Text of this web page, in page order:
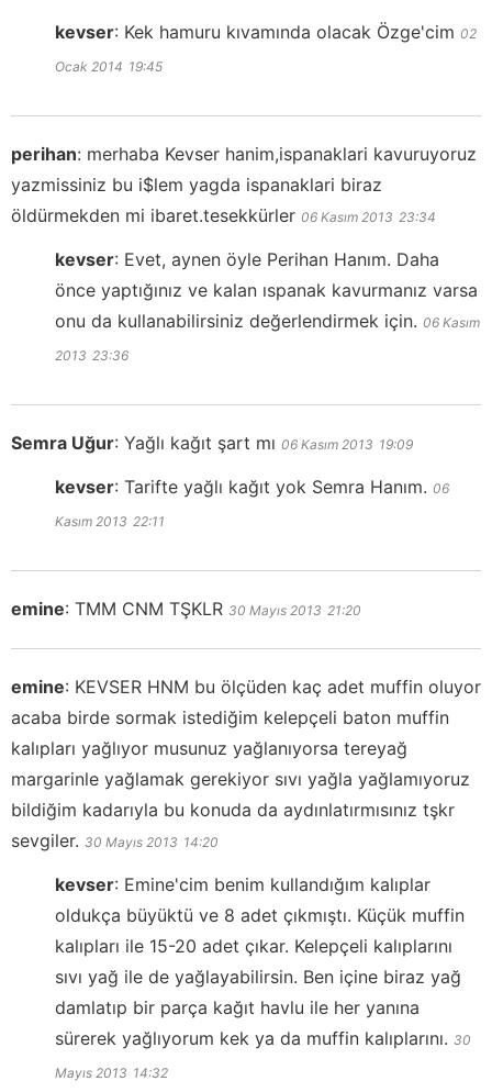
kevser: Kek hamuru kıvamında olacak Özge'cim 02
Ocak 2014 19:45
perihan: merhaba Kevser hanim,ispanaklari kavuruyoruz
yazmissiniz bu i$lem yagda ispanaklari biraz
öldürmekden mi ibaret.tesekkürler 06 Kasım 2013 23:34
kevser: Evet, aynen öyle Perihan Hanım. Daha
önce yaptığınız ve kalan ıspanak kavurmanız varsa
onu da kullanabilirsiniz değerlendirmek için. 06 Kasım
2013 23:36
Semra Uğur: Yağlı kağıt şart mı 06 Kasım 2013 19:09
kevser: Tarifte yağlı kağıt yok Semra Hanım. 06
Kasım 2013 22:11
emine: TMM CNM TŞKLR 30 Mayıs 2013 21:20
emine: KEVSER HNM bu ölçüden kaç adet muffin oluyor
acaba birde sormak istediğim kelepçeli baton muffin
kalıpları yağlıyor musunuz yağlanıyorsa tereyağ
margarinle yağlamak gerekiyor sıvı yağla yağlamıyoruz
bildiğim kadarıyla bu konuda da aydınlatırmısınız tşkr
sevgiler. 30 Mayıs 2013 14:20
kevser: Emine'cim benim kullandığım kalıplar
oldukça büyüktü ve 8 adet çıkmıştı. Küçük muffin
kalıpları ile 15-20 adet çıkar. Kelepçeli kalıplarını
sıvı yağ ile de yağlayabilirsin. Ben içine biraz yağ
damlatıp bir parça kağıt havlu ile her yanına
sürerek yağlıyorum kek ya da muffin kalıplarını. 30
Mayıs 2013 14:32